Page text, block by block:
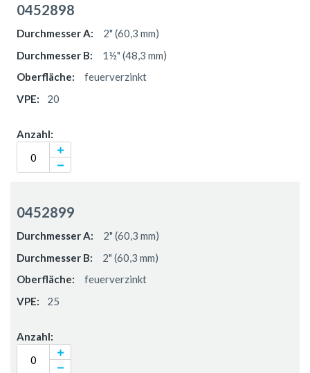
0452898
2" (60,3 mm)
1½" (48,3 mm)
feuerverzinkt
20
0452899
2" (60,3 mm)
2" (60,3 mm)
feuerverzinkt
25